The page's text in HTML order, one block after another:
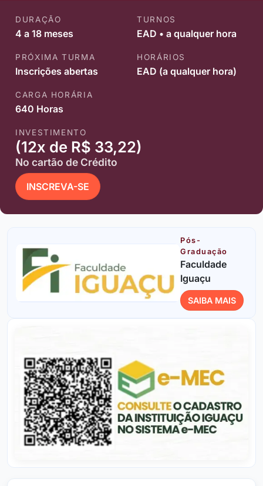
DURAÇÃO
4 a 18 meses
TURNOS
EAD • a qualquer hora
PRÓXIMA TURMA
Inscrições abertas
HORÁRIOS
EAD (a qualquer hora)
CARGA HORÁRIA
640 Horas
INVESTIMENTO
(12x de R$ 33,22)
No cartão de Crédito
INSCREVA-SE
Pós-
Graduação
Faculdade
Iguaçu
SAIBA MAIS